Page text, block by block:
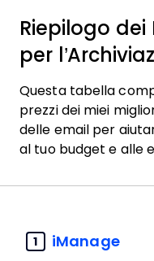
Riepilogo dei
per
Questa tabella
prezzi dei miei
delle email per
al tuo budget e alle
1 iManage